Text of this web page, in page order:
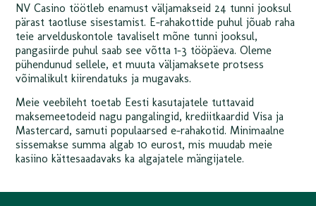
NV Casino töötleb enamust väljamakseid 24 tunni jooksul
pärast taotluse sisestamist. E-rahakottide puhul jõuab raha
teie arvelduskontole tavaliselt mõne tunni jooksul,
pangasiirde puhul saab see võtta 1-3 tööpäeva. Oleme
pühendunud sellele, et muuta väljamaksete protsess
võimalikult kiirendatuks ja mugavaks.
Meie veebileht toetab Eesti kasutajatele tuttavaid
maksemeetodeid nagu pangalingid, krediitkaardid Visa ja
Mastercard, samuti populaarsed e-rahakotid. Minimaalne
sissemakse summa algab 10 eurost, mis muudab meie
kasiino kättesaadavaks ka algajatele mängijatele.